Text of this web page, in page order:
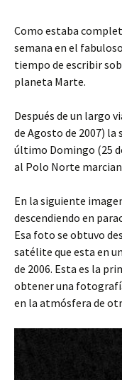
Como estaba
semana en el
tiempo de escribir
planeta Marte.
Después de un largo
de Agosto de 2007) la
último Domingo (25
al Polo Norte
En la siguiente
descendiendo en
Esa foto se obtuvo
satélite que esta en
de 2006. Esta es la
obtener una
en la atmósfera de